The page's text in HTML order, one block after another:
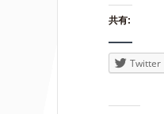
共有:
Twitter